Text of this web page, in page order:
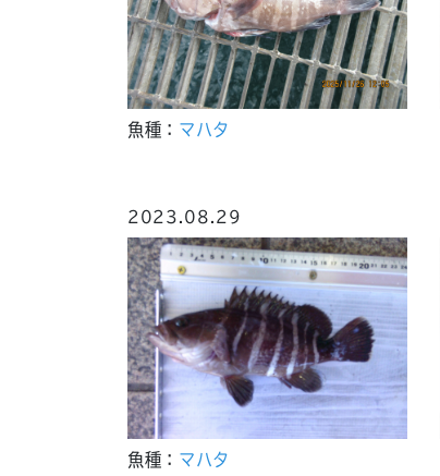
魚種： マハタ
2023.08.29
魚種： マハタ